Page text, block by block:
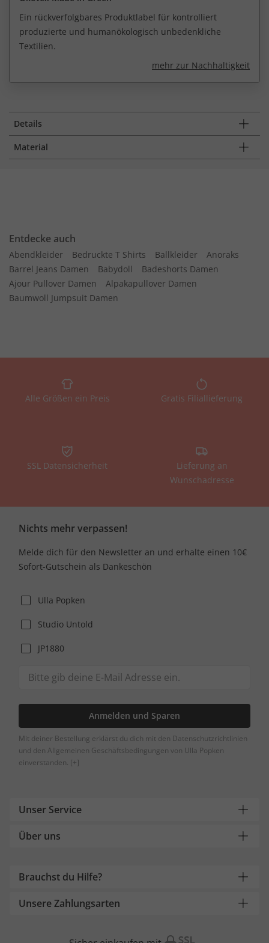
Ein rückverfolgbares Produktlabel für kontrolliert
produzierte und humanökologisch unbedenkliche
Textilien.
mehr zur Nachhaltigkeit
Details
Material
Entdecke auch
Abendkleider Bedruckte T Shirts Ballkleider
Anoraks
Barrel Jeans Damen
Babydoll
Badeshorts Damen
Ajour Pullover Damen
Alpakapullover Damen
Baumwoll Jumpsuit Damen
Alle Größen ein Preis Gratis Filiallieferung
SSL Datensicherheit
Lieferung an
Wunschadresse
Nichts mehr verpassen!
Melde dich für den Newsletter an und erhalte einen 10€
Sofort-Gutschein als Dankeschön
Ulla Popken
Studio Untold
JP1880
Anmelden und Sparen
Mit deiner Bestellung erklärst du dich mit den Datenschutzrichtlinien
und den Allgemeinen Geschäftsbedingungen von Ulla Popken
einverstanden. [+]
Unser Service
Über uns
Brauchst du Hilfe?
Unsere Zahlungsarten